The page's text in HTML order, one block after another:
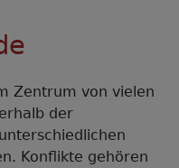
Zentrum von vielen
der
Konflikte gehören